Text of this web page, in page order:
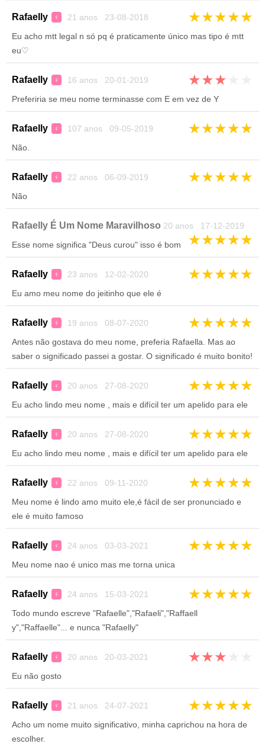
Rafaelly ♀ 21 anos 23-08-2018 ★★★★★
Eu acho mtt legal n só pq é praticamente único mas tipo é mtt
eu♡
Rafaelly ♀ 16 anos 20-01-2019 ★★★
Preferiria se meu nome terminasse com E em vez de Y
Rafaelly ♀ 107 anos 09-05-2019 ★★★★★
Não.
Rafaelly ♀ 22 anos 06-09-2019 ★★★★★
Não
Rafaelly É Um Nome Maravilhoso 20 anos 17-12-2019
★★★★★
Esse nome significa "Deus curou" isso é bom
Rafaelly ♀ 23 anos 12-02-2020 ★★★★★
Eu amo meu nome do jeitinho que ele é
Rafaelly ♀ 19 anos 08-07-2020 ★★★★★
Antes não gostava do meu nome, preferia Rafaella. Mas ao
saber o significado passei a gostar. O significado é muito bonito!
Rafaelly ♀ 20 anos 27-08-2020 ★★★★★
Eu acho lindo meu nome , mais e difícil ter um apelido para ele
Rafaelly ♀ 20 anos 27-08-2020 ★★★★★
Eu acho lindo meu nome , mais e difícil ter um apelido para ele
Rafaelly ♀ 22 anos 09-11-2020 ★★★★★
Meu nome é lindo amo muito ele,é fácil de ser pronunciado e
ele é muito famoso
Rafaelly ♀ 24 anos 03-03-2021 ★★★★★
Meu nome nao é unico mas me torna unica
Rafaelly ♀ 24 anos 15-03-2021 ★★★★★
Todo mundo escreve "Rafaelle","Rafaeli","Raffaell
y","Raffaelle"... e nunca "Rafaelly"
Rafaelly ♀ 20 anos 20-03-2021 ★★★
Eu não gosto
Rafaelly ♀ 21 anos 24-07-2021 ★★★★★
Acho um nome muito significativo, minha caprichou na hora de
escolher.